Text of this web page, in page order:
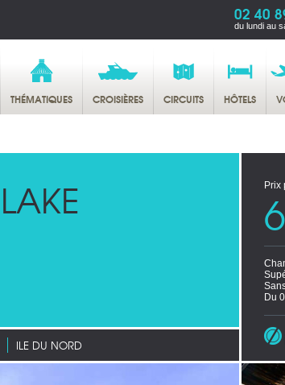
02 40
du lundi au
THÉMATIQUES CROISIÈRES CIRCUITS HÔTELS
ILE DU NORD
Prix
Du